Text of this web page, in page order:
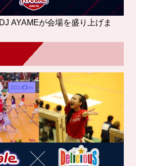
AYAMEが会場を盛り上げま